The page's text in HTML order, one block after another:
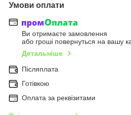
Умови оплати
Ви отримаєте замовлення
або гроші повернуться на вашу
Детальніше
Післяплата
Готівкою
Оплата за реквізитами